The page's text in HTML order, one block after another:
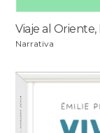
Viaje al
Narrativa